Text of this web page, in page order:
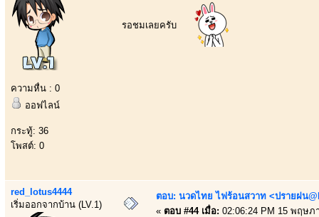
ความหื่น : 0
ออฟไลน์
กระทู้: 36
โพสต์: 0
รอชมเลยครับ
red_lotus4444
เริ่มออกจากบ้าน (LV.1)
ตอบ: นวดไทย ไฟร้อนสวาท <ปรายฝน
« ตอบ #44 เมื่อ: 02:06:24 PM 15 พฤษภ